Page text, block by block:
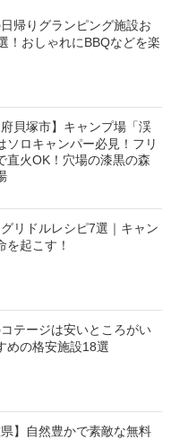
帰りグランピング施設お
！おしゃれにBBQなどを楽
府貝塚市】キャンプ場「渓
ソロキャンパー必見！フリ
直火OK！穴場の漆黒の森
リドルレシピ7選｜キャン
を起こす！
テージは安いところがい
めの格安施設18選
県】自然豊かで素敵な無料